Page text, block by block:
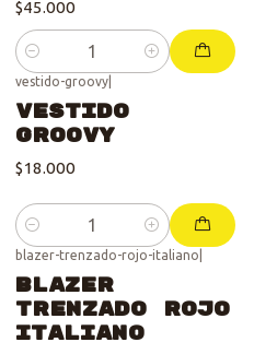
$45.000
Cantidad
vestido-groovy|
Vestido
Groovy
$18.000
Cantidad
blazer-trenzado-rojo-italiano
Blazer
Trenzado Rojo
Italiano